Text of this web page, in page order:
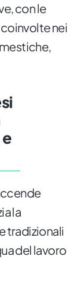
con le
nei
la
tradizionali
del lavoro